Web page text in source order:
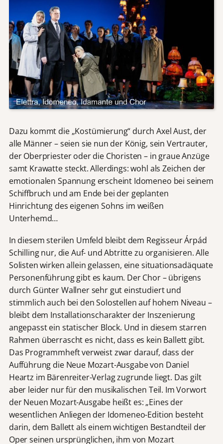
Dazu kommt die „Kostümierung“ durch Axel Aust, der
alle Männer – seien sie nun der König, sein Vertrauter,
der Oberpriester oder die Choristen – in graue Anzüge
samt Krawatte steckt. Allerdings: wohl als Zeichen der
emotionalen Spannung erscheint Idomeneo bei seinem
Schiffbruch und am Ende bei der geplanten
Hinrichtung des eigenen Sohns im weißen
Unterhemd…
In diesem sterilen Umfeld bleibt dem Regisseur Árpád
Schilling nur, die Auf- und Abtritte zu organisieren. Alle
Solisten wirken allein gelassen, eine situationsadäquate
Personenführung gibt es kaum. Der Chor – übrigens
durch Günter Wallner sehr gut einstudiert und
stimmlich auch bei den Solostellen auf hohem Niveau –
bleibt dem Installationscharakter der Inszenierung
angepasst ein statischer Block. Und in diesem starren
Rahmen überrascht es nicht, dass es kein Ballett gibt.
Das Programmheft verweist zwar darauf, dass der
Aufführung die Neue Mozart-Ausgabe von Daniel
Heartz im Bärenreiter-Verlag zugrunde liegt. Das gilt
aber leider nur für den musikalischen Teil. Im Vorwort
der Neuen Mozart-Ausgabe heißt es: „Eines der
wesentlichen Anliegen der Idomeneo-Edition besteht
darin, dem Ballett als einem wichtigen Bestandteil der
Oper seinen ursprünglichen, ihm von Mozart